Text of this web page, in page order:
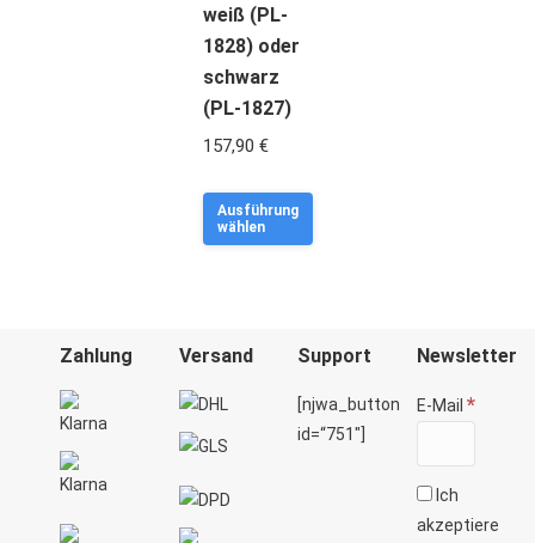
gewählt
weiß (PL-
1828) oder
schwarz
(PL-1827)
157,90 €
Ausführung
wählen
Produkt
auf.
Die
Optionen
Zahlung Versand Support
[njwa_button
id=“751″]
Newsletter
E-Mail *
Ich
akzeptiere